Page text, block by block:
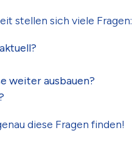
stellen sich viele Fragen:
weiter ausbauen?
diese Fragen finden!